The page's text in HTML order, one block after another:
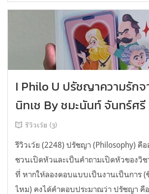
I Philo U ปรัชญาความรักจ
นิทเช By ชมะนันท์ จันทร์ศรี
รีวิวเว้ย (3)
รีวิวเว้ย (2248) ปรัชญา (Philosophy) คือ
ชวนเปิดหัวและเป็นคำถามเปิดหัวของวิ
ที่ หากให้ลองตอบแบบเป็นงานเป็นการ (
ไหม) คงได้คำตอบประมาณว่า ปรัชญา คื